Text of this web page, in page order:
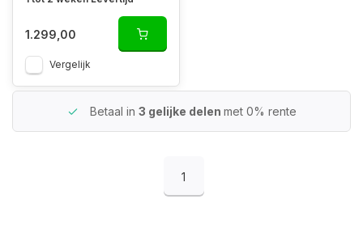
1.299,00
Vergelijk
Betaal in 3 gelijke delen met 0% rente
1